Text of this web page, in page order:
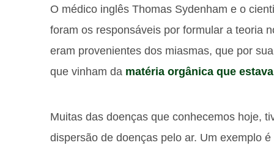
O médico inglês Thomas Sydenham e o
foram os responsáveis por formular a teoria
eram provenientes dos miasmas, que por
que vinham da matéria orgânica que
Muitas das doenças que conhecemos hoje,
dispersão de doenças pelo ar. Um exemplo